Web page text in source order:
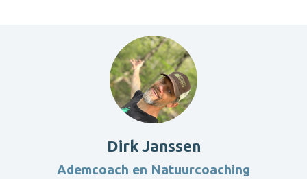
Dirk Janssen
Ademcoach en Natuurcoaching